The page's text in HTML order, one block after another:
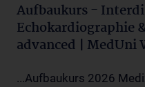
Aufbaukurs -
Echokardiographie
advanced | MedUni
...Aufbaukurs 2026